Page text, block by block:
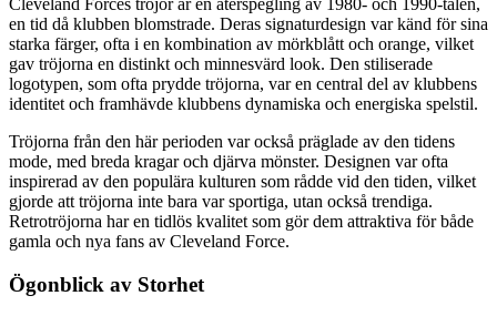
Cleveland Forces tröjor är en återspegling av 1980- och 1990-talen,
en tid då klubben blomstrade. Deras signaturdesign var känd för sina
starka färger, ofta i en kombination av mörkblått och orange, vilket
gav tröjorna en distinkt och minnesvärd look. Den stiliserade
logotypen, som ofta prydde tröjorna, var en central del av klubbens
identitet och framhävde klubbens dynamiska och energiska spelstil.
Tröjorna från den här perioden var också präglade av den tidens
mode, med breda kragar och djärva mönster. Designen var ofta
inspirerad av den populära kulturen som rådde vid den tiden, vilket
gjorde att tröjorna inte bara var sportiga, utan också trendiga.
Retrotröjorna har en tidlös kvalitet som gör dem attraktiva för både
gamla och nya fans av Cleveland Force.
Ögonblick av Storhet